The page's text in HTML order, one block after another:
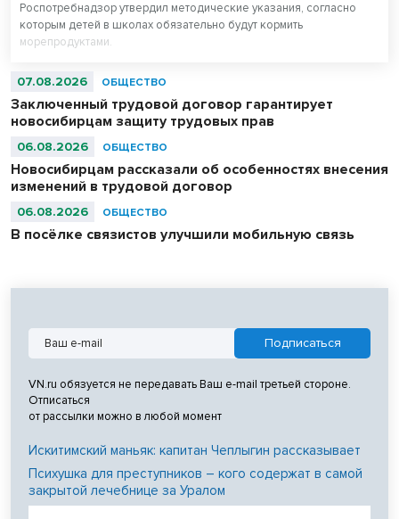
Роспотребнадзор утвердил методические указания, согласно
которым детей в школах обязательно будут кормить
морепродуктами.
07.08.2026 ОБЩЕСТВО
Заключенный трудовой договор гарантирует
новосибирцам защиту трудовых прав
06.08.2026 ОБЩЕСТВО
Новосибирцам рассказали об особенностях внесения
изменений в трудовой договор
06.08.2026 ОБЩЕСТВО
В посёлке связистов улучшили мобильную связь
VN.ru обязуется не передавать Ваш e-mail третьей стороне.
Отписаться
от рассылки можно в любой момент
Искитимский маньяк: капитан Чеплыгин рассказывает
Психушка для преступников – кого содержат в самой
закрытой лечебнице за Уралом